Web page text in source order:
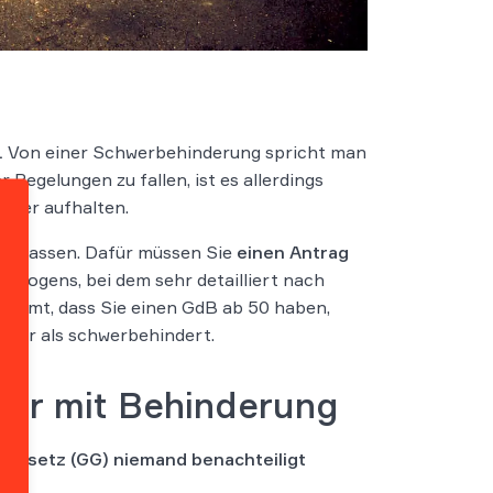
Von einer Schwerbehinderung spricht man
Regelungen zu fallen, ist es allerdings
hier aufhalten.
lassen. Dafür müssen Sie einen Antrag
bei dem sehr detailliert nach
dass Sie einen GdB ab 50 haben,
als schwerbehindert.
mit Behinderung
(GG) niemand benachteiligt